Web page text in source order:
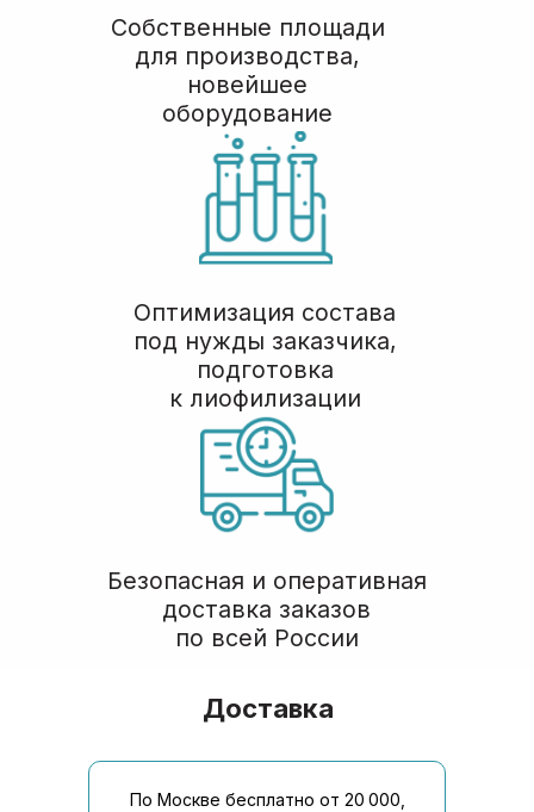
Доставка
По Москве бесплатно от 20 000,
г. Москва, Годовикова 9,
1, пом. 1.4
Мы всегда
Политика конфиденциальности